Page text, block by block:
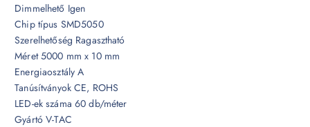
Dimmelhető Igen
Chip típus SMD5050
Szerelhetőség Ragasztható
Méret 5000 mm x 10 mm
Energiaosztály A
Tanúsítványok CE, ROHS
LED-ek száma 60 db/méter
Gyártó V-TAC